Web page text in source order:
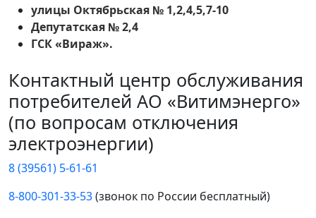
улицы Октябрьская № 1,2,4,5,7-10
Депутатская № 2,4
ГСК «Вираж».
Контактный центр обслуживания
потребителей АО «Витимэнерго»
(по вопросам отключения
электроэнергии)
8 (39561) 5-61-61
8-800-301-33-53(звонок по России бесплатный)